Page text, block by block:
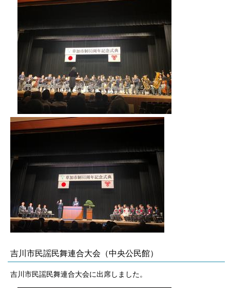
吉川市民謡民舞連合大会（中央公民館）
吉川市民謡民舞連合大会に出席しました。